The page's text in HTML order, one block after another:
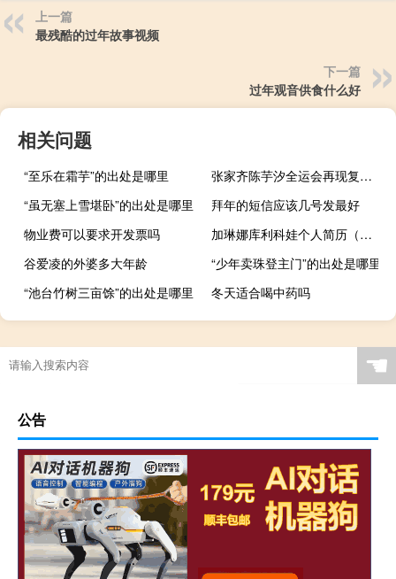
上一篇
最残酷的过年故事视频
下一篇
过年观音供食什么好
相关问题
“至乐在霜芋”的出处是哪里
张家齐陈芋汐全运会再现复制粘贴 奇袭组合太有默契了
“虽无塞上雪堪卧”的出处是哪里
拜年的短信应该几号发最好
物业费可以要求开发票吗
加琳娜库利科娃个人简历（加琳卡莲）
谷爱凌的外婆多大年龄
“少年卖珠登主门”的出处是哪里
“池台竹树三亩馀”的出处是哪里
冬天适合喝中药吗
☚
公告